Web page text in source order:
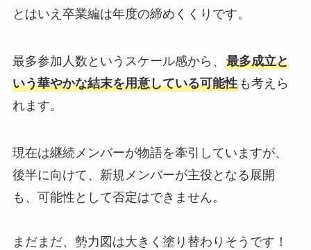
とはいえ卒業編は年度の締めくくりです。
最多参加人数というスケール感から、 最多成立と
いう華やかな結末を用意している可能性も考えら
れます。
現在は継続メンバーが物語を牽引していますが、
後半に向けて、新規メンバーが主役となる展開
も、可能性として否定はできません。
まだまだ、勢力図は大きく塗り替わりそうです！